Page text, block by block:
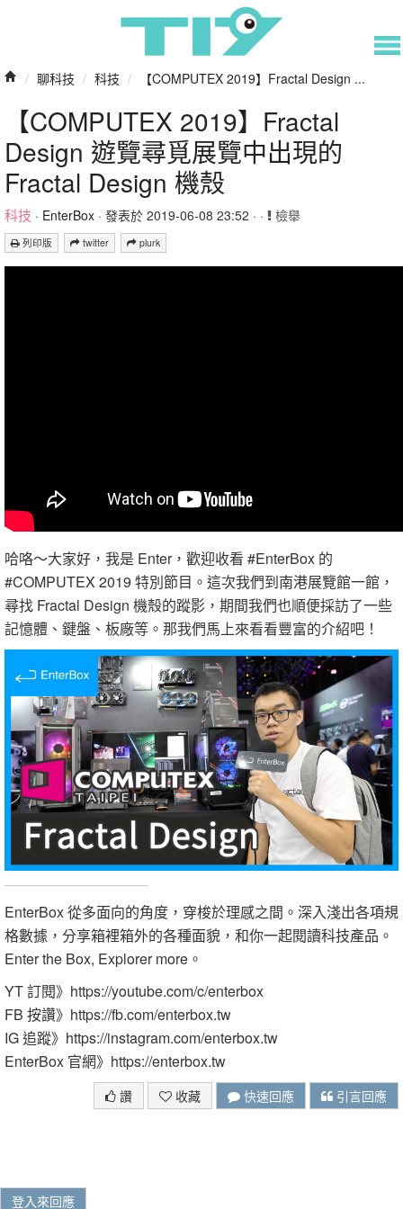
/ 聊科技 / 科技 / 【COMPUTEX 2019】Fractal Design ...
【COMPUTEX 2019】Fractal
Design 遊覽尋覓展覽中出現的
Fractal Design 機殼
科技 · EnterBox · 發表於 2019-06-08 23:52 · · 檢舉
列印版 twitter plurk
哈咯～大家好，我是 Enter，歡迎收看 #EnterBox 的
#COMPUTEX 2019 特別節目。這次我們到南港展覽館一館，
尋找 Fractal Design 機殼的蹤影，期間我們也順便採訪了一些
記憶體、鍵盤、板廠等。那我們馬上來看看豐富的介紹吧！
EnterBox 從多面向的角度，穿梭於理感之間。深入淺出各項規
格數據，分享箱裡箱外的各種面貌，和你一起閱讀科技產品。
Enter the Box, Explorer more。
YT 訂閱》https://youtube.com/c/enterbox
FB 按讚》https://fb.com/enterbox.tw
IG 追蹤》https://instagram.com/enterbox.tw
EnterBox 官網》https://enterbox.tw
讚 收藏 快速回應 引言回應
登入來回應